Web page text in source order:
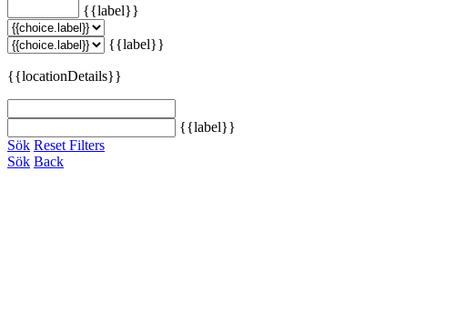
{{label}}
{{label}}
{{locationDetails}}
{{label}}
Sök Reset Filters
Sök Back